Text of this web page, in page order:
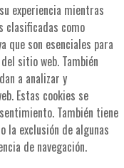
experiencia mientras
clasificadas como
que son esenciales para
sitio web. También
a analizar y
Estas cookies se
También tiene
la exclusión de algunas
de navegación.